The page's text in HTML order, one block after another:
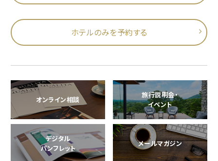
ホテルのみを予約する
オンライン相談
旅行説明会・
イベント
デジタル
パンフレット
メールマガジン